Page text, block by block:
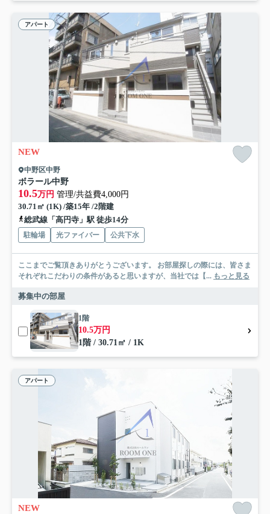
アパート
NEW
中野区中野
ボラール中野
10.5万円 管理/共益費4,000円
30.71㎡ (1K) /築15年 /2階建
総武線「高円寺」駅 徒歩14分
駐輪場 光ファイバー 公共下水
ここまでご覧頂きありがとうございます。 お部屋探しの際には、皆さま
それぞれこだわりの条件があると思いますが、当社では【... もっと見る
募集中の部屋
1階
10.5万円
1階 / 30.71㎡ / 1K
アパート
NEW